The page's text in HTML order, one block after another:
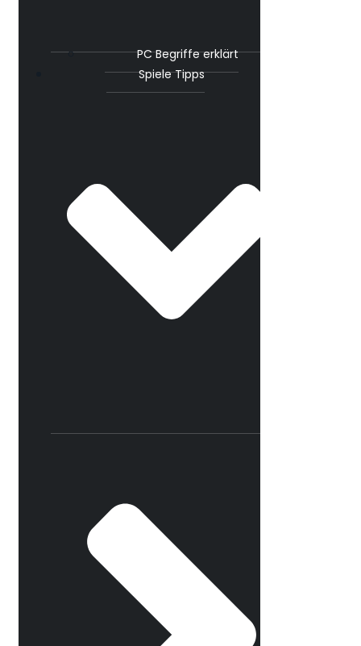
PC Begriffe erklärt
Spiele Tipps